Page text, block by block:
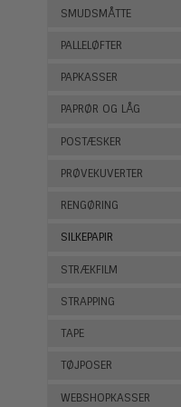
SMUDSMÅTTE
PALLELØFTER
PAPKASSER
PAPRØR OG LÅG
POSTÆSKER
PRØVEKUVERTER
RENGØRING
SILKEPAPIR
STRÆKFILM
STRAPPING
TAPE
TØJPOSER
WEBSHOPKASSER